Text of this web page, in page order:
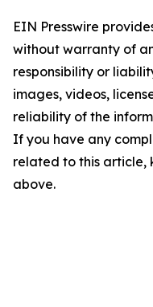
EIN Presswire
without warranty of
responsibility or
images, videos,
reliability of the
If you have any
related to this article,
above.